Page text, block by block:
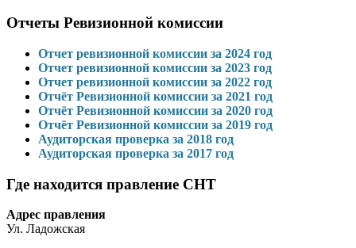
Отчеты Ревизионной комиссии
Отчет ревизионной комиссии за 2024 год
Отчет ревизионной комиссии за 2023 год
Отчет ревизионной комиссии за 2022 год
Отчёт Ревизионной комиссии за 2021 год
Отчёт Ревизионной комиссии за 2020 год
Отчёт Ревизионной комиссии за 2019 год
Аудиторская проверка за 2018 год
Аудиторская проверка за 2017 год
Где находится правление СНТ
Адрес правления
Ул. Ладожская